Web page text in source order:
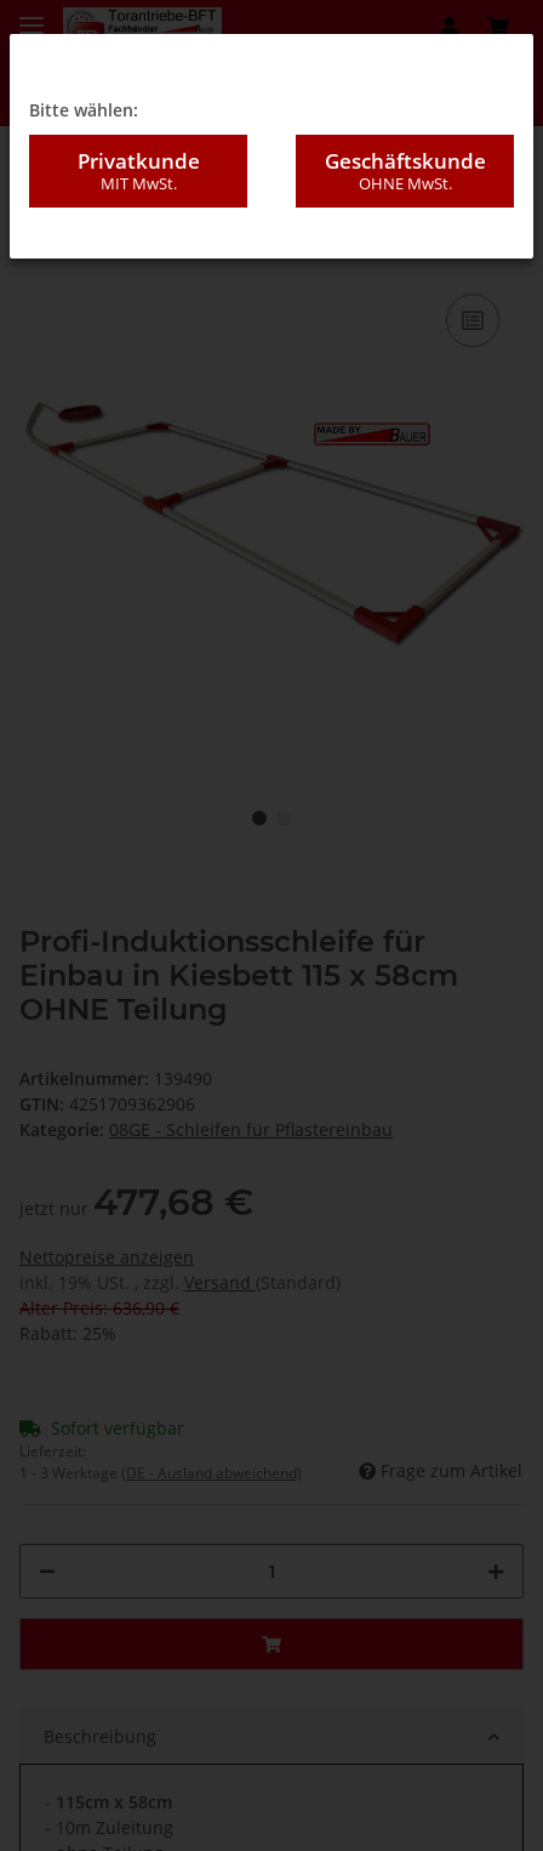
08GE - Schleifen für Pflastereinbau
Profi-Induktionsschleife für
Einbau in Kiesbett 115 x 58cm
OHNE Teilung
Artikelnummer: 139490
GTIN: 4251709362906
Kategorie: 08GE - Schleifen für Pflastereinbau
jetzt nur 477,68 €
Nettopreise anzeigen
inkl. 19% USt. , zzgl. Versand (Standard)
Alter Preis: 636,90 €
Rabatt: 25%
Sofort verfügbar
Lieferzeit:
1 - 3 Werktage (DE - Ausland abweichend) Frage zum Artikel
Beschreibung
- 115cm x 58cm
- 10m Zuleitung
Bitte wählen:
Privatkunde
MIT MwSt.
Geschäftskunde
OHNE MwSt.